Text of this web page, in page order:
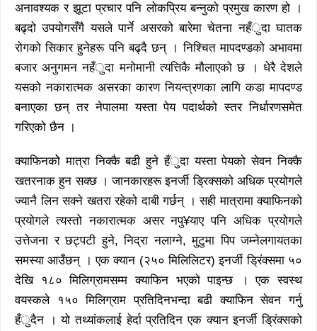
अनावश्यक र झूटा प्रचार पनि लोकप्रिय बन्नुको प्रमुख कारण हो ।
बढ्दो उपयोगसँगै यसले पार्ने असरको बारेमा चेतना नहँुदा घातक
रोगको सिकार हुनेहरू पनि बढ्दै छन् । निश्चित मापदण्डको अभावमा
बजार अनुगमन नहँुदा मनोमानी त्यत्तिकै मौलाएको छ । धेरै देशले
यसको नकारात्मक असरका कारण नियन्त्रणका लागि कडा मापदण्ड
बनाएका छन् तर नेपालमा यस्ता पेय पदार्थको स्तर निर्धारणसमेत
गरिएको छैन ।
क्याफिनकोे मात्रा निक्कै बढी हुने हँुदा यस्ता पेयको सेवन निक्कै
खतरनाक हुन सक्छ । जानकारहरू इनर्जी ड्रिक्सको अधिक प्रयोगले
ज्यानै लिन सक्ने खतरा रहेको दाबी गर्छन् । सही मात्रामा क्याफिनको
प्रयोगले त्यस्तो नकारात्मक असर नपु¥याए पनि अधिक प्रयोगले
उत्तेजना र छट्पटी हुने, निद्रा नलाग्ने, मुटुमा पिप जम्नेलगायतका
समस्या आउँछन् । एक क्यान (२५० मिलिलिटर) इनर्जी ड्रिंक्समा ५०
देखि १८० मिलिग्रामसम्म क्याफिन भएको पाइन्छ । एक स्वस्थ
वयस्कले १५० मिलिग्राम प्रतिदिनभन्दा बढी क्याफिन सेवन गर्नु
हँुदैन । यो तथ्यांकलाई हेर्दा प्रतिदिन एक क्यान इनर्जी ड्रिंक्सको